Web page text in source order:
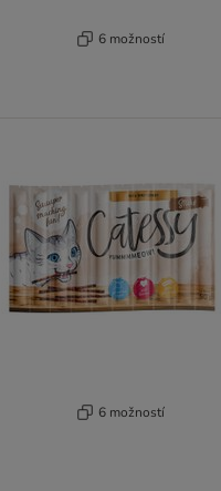
6 možností
6 možností